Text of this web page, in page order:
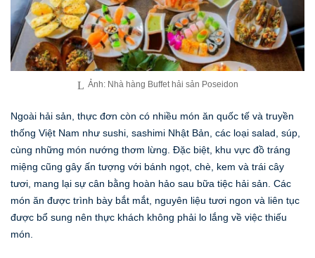
Ảnh: Nhà hàng Buffet hải sản Poseidon
Ngoài hải sản, thực đơn còn có nhiều món ăn quốc tế và truyền
thống Việt Nam như sushi, sashimi Nhật Bản, các loại salad, súp,
cùng những món nướng thơm lừng. Đặc biệt, khu vực đồ tráng
miệng cũng gây ấn tượng với bánh ngọt, chè, kem và trái cây
tươi, mang lại sự cân bằng hoàn hảo sau bữa tiệc hải sản. Các
món ăn được trình bày bắt mắt, nguyên liệu tươi ngon và liên tục
được bổ sung nên thực khách không phải lo lắng về việc thiếu
món.